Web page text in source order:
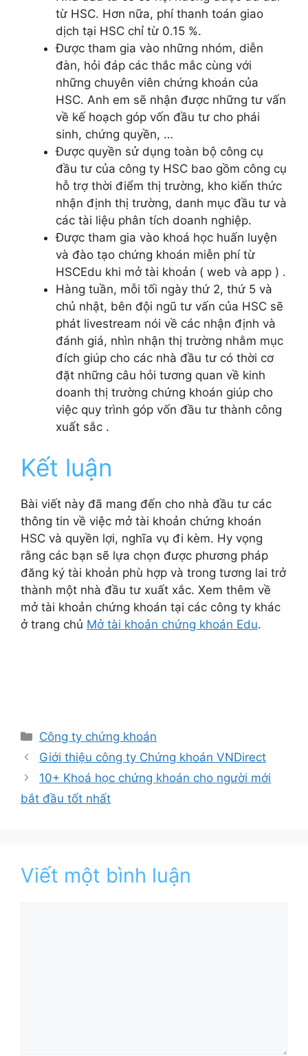
từ HSC. Hơn nữa, phí thanh toán giao
dịch tại HSC chỉ từ 0.15 %.
Được tham gia vào những nhóm, diễn
đàn, hỏi đáp các thắc mắc cùng với
những chuyên viên chứng khoán của
HSC. Anh em sẽ nhận được những tư vấn
về kế hoạch góp vốn đầu tư cho phái
sinh, chứng quyền, …
Được quyền sử dụng toàn bộ công cụ
đầu tư của công ty HSC bao gồm công cụ
hỗ trợ thời điểm thị trường, kho kiến thức
nhận định thị trường, danh mục đầu tư và
các tài liệu phân tích doanh nghiệp.
Được tham gia vào khoá học huấn luyện
và đào tạo chứng khoán miễn phí từ
HSCEdu khi mở tài khoản ( web và app ) .
Hàng tuần, mỗi tối ngày thứ 2, thứ 5 và
chủ nhật, bên đội ngũ tư vấn của HSC sẽ
phát livestream nói về các nhận định và
đánh giá, nhìn nhận thị trường nhằm mục
đích giúp cho các nhà đầu tư có thời cơ
đặt những câu hỏi tương quan về kinh
doanh thị trường chứng khoán giúp cho
việc quy trình góp vốn đầu tư thành công
xuất sắc .
Kết luận
Bài viết này đã mang đến cho nhà đầu tư các
thông tin về việc mở tài khoản chứng khoán
HSC và quyền lợi, nghĩa vụ đi kèm. Hy vọng
rằng các bạn sẽ lựa chọn được phương pháp
đăng ký tài khoản phù hợp và trong tương lai trở
thành một nhà đầu tư xuất xắc. Xem thêm về
mở tài khoản chứng khoán tại các công ty khác
ở trang chủ Mở tài khoản chứng khoán Edu.
Danh
mục
Công ty chứng khoán
Giới thiệu công ty Chứng khoán VNDirect
10+ Khoá học chứng khoán cho người mới
bắt đầu tốt nhất
Viết một bình luận